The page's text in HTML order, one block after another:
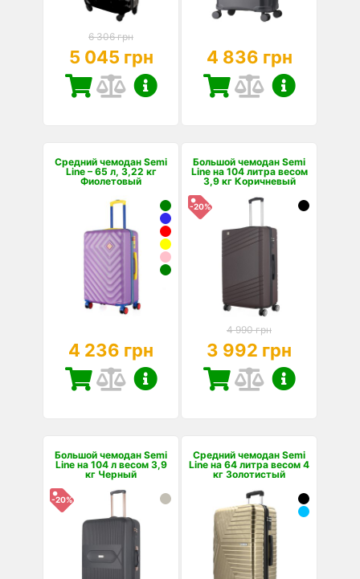
6 306 грн
5 045 грн 4 836 грн
Средний чемодан Semi
Line – 65 л, 3,22 кг
Фиолетовый
4 236 грн
Большой чемодан Semi
Line на 104 литра весом
3,9 кг Коричневый
-20%
4 990 грн
3 992 грн
Большой чемодан Semi
Line на 104 л весом 3,9
кг Черный
-20%
Средний чемодан Semi
Line на 64 литра весом 4
кг Золотистый